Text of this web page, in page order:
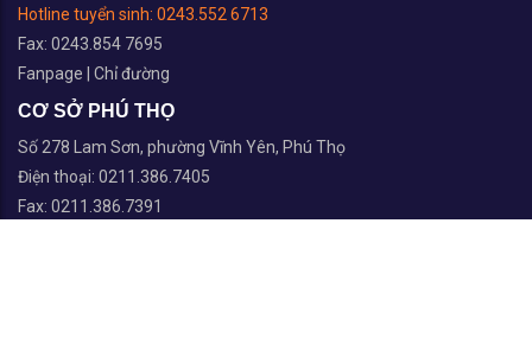
Hotline tuyển sinh: 0243.552 6713
Fax: 0243.854 7695
Fanpage
Chỉ đường
CƠ SỞ PHÚ THỌ
Số 278 Lam Sơn, phường Vĩnh Yên, Phú Thọ
Điện thoại: 0211.386.7405
Fax: 0211.386.7391